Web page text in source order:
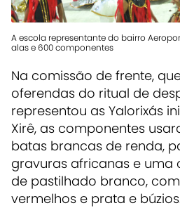
A escola representante do bairro
alas e 600 componentes
Na comissão de frente,
oferendas do ritual de
representou as Yalorixás
Xirê, as componentes
batas brancas de renda,
gravuras africanas e uma
de pastilhado branco,
vermelhos e prata e